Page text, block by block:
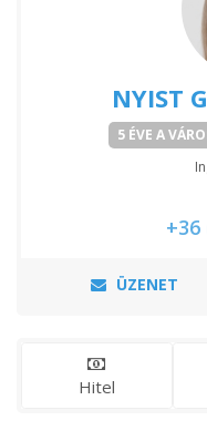
NYIST
5 ÉVE A
+36
ÜZENET
Hitel